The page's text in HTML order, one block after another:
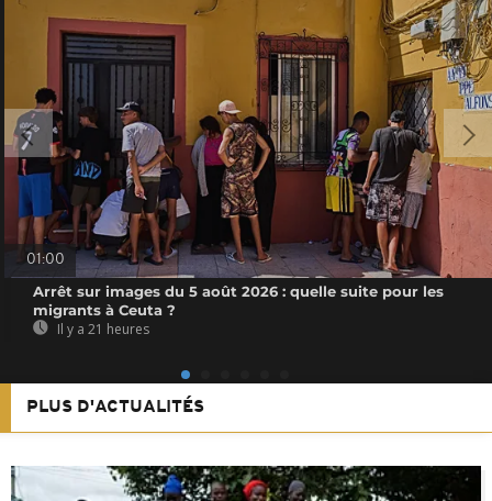
01:00
Arrêt sur images du 5 août 2026 : quelle suite pour les
migrants à Ceuta ?
Il y a 21 heures
PLUS D'ACTUALITÉS